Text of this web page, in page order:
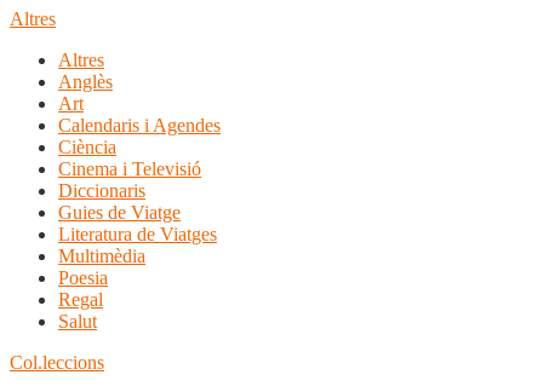
Altres
Altres
Anglès
Art
Calendaris i Agendes
Ciència
Cinema i Televisió
Diccionaris
Guies de Viatge
Literatura de Viatges
Multimèdia
Poesia
Regal
Salut
Col.leccions